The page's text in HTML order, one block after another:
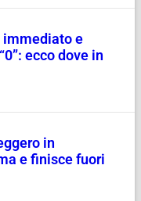
immediato e
ecco dove in
in
e finisce fuori